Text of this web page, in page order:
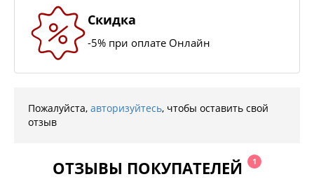
Скидка
-5% при оплате Онлайн
Пожалуйста, авторизуйтесь, чтобы оставить свой
отзыв
ОТЗЫВЫ ПОКУПАТЕЛЕЙ 1